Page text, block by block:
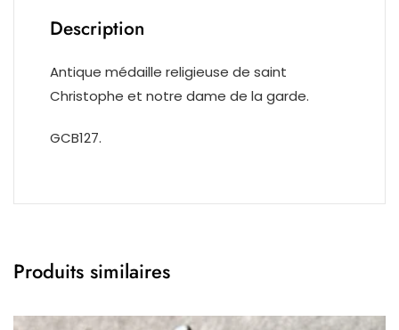
Description
Antique médaille religieuse de saint
Christophe et notre dame de la garde.
GCB127.
Produits similaires